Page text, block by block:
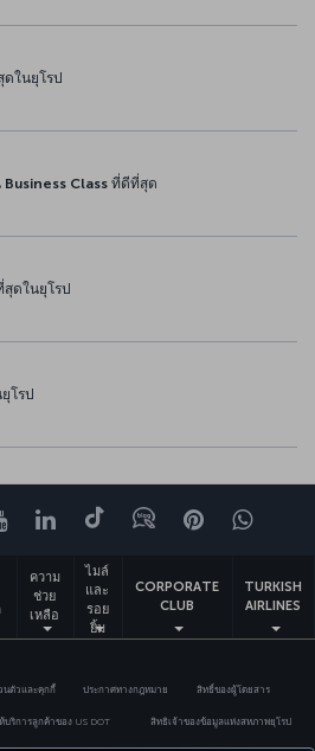
ในยุโรป
Business Class ที่ดีที่สุด
ดในยุโรป
โรป
YouTubeLinkedIn
Tiktokบล็อกพินเทอเรส
ความ
ช่วย
เหลือ
ไมล์
และ
รอย
ยิ้ม
CORPORATE
CLUB
TURKISH
AIRLINES
นตัวและคุกกี้ ประกาศทางกฎหมาย สิทธิ์ของผู้โดยสาร
บริการลูกค้าของ US DOT สิทธิเจ้าของข้อมูลแห่งสหภาพยุโรป